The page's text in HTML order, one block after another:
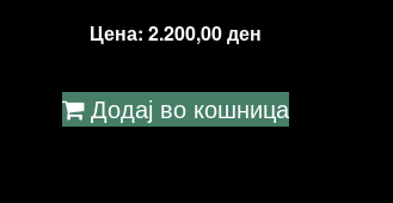
Цена: 2.200,00ден
Додај во кошница